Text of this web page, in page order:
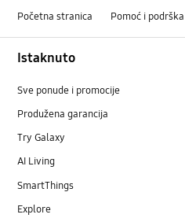
Početna stranica Pomoć i
Istaknuto
Sve ponude i promocije
Produžena garancija
Try Galaxy
AI Living
SmartThings
Explore